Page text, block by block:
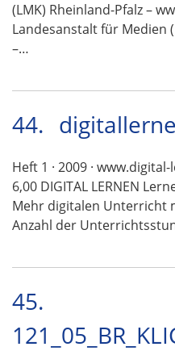
(LMK) Rheinland-Pfalz –
Landesanstalt für Medien
–…
44.
Heft 1 · 2009 ·
6,00 DIGITAL LERNEN
Mehr digitalen Unterricht
Anzahl der
45.